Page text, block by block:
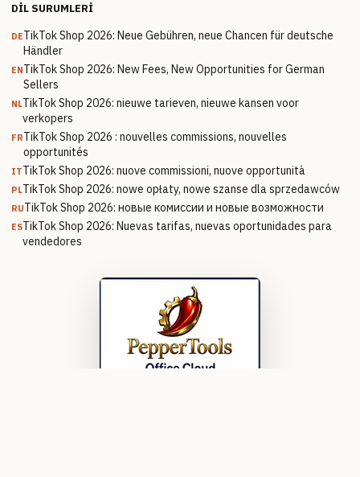
DIL SURUMLERI
DETikTok Shop 2026: Neue Gebühren, neue Chancen für deutsche
Händler
ENTikTok Shop 2026: New Fees, New Opportunities for German
Sellers
NLTikTok Shop 2026: nieuwe tarieven, nieuwe kansen voor
verkopers
FRTikTok Shop 2026 : nouvelles commissions, nouvelles
opportunités
ITTikTok Shop 2026: nuove commissioni, nuove opportunità
PLTikTok Shop 2026: nowe opłaty, nowe szanse dla sprzedawców
RUTikTok Shop 2026: новые комиссии и новые возможности
ESTikTok Shop 2026: Nuevas tarifas, nuevas oportunidades para
vendedores